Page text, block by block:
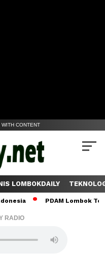
CONTENT
LOMBOKDAILY
PDAM Lombok Tengah
RADIO